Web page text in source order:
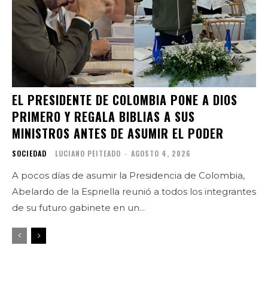
EL PRESIDENTE DE COLOMBIA PONE A DIOS
PRIMERO Y REGALA BIBLIAS A SUS
MINISTROS ANTES DE ASUMIR EL PODER
SOCIEDAD LUCIANO PEITEADO - AGOSTO 4, 2026
A pocos días de asumir la Presidencia de Colombia,
Abelardo de la Espriella reunió a todos los integrantes
de su futuro gabinete en un...